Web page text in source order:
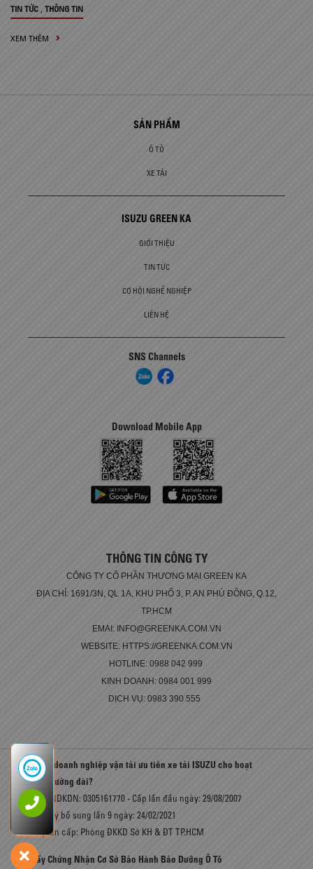
TIN TỨC THÔNG TIN
XEM THÊM
SẢN PHẨM
Ô TÔ
XE TẢI
ISUZU GREEN KA
GIỚI THIỆU
TIN TỨC
CƠ HỘI NGHỀ NGHIỆP
LIÊN HỆ
SNS Channels
Download Mobile App
THÔNG TIN CÔNG TY
CÔNG TY CỔ PHẦN THƯƠNG MẠI GREEN KA
ĐỊA CHỈ: 1691/3N, QL 1A, KHU PHỐ 3, P. AN PHÚ ĐÔNG, Q.12,
TP.HCM
EMAI: INFO@GREENKA.COM.VN
WEBSITE: HTTPS://GREENKA.COM.VN
HOTLINE: 0988 042 999
KINH DOANH: 0984 001 999
DỊCH VỤ: 0983 390 555
Vì sao doanh nghiệp vận tải ưu tiên xe tải ISUZU cho hoạt
động đường dài?
Số GCNDKDN: 0305161770 - Cấp lần đầu ngày: 29/08/2007
Đăng ký bổ sung lần 9 ngày: 24/02/2021
Cơ quan cấp: Phòng ĐKKD Sở KH & ĐT TP.HCM
Giấy Chứng Nhận Cơ Sở Bảo Hành Bảo Dưỡng Ô Tô